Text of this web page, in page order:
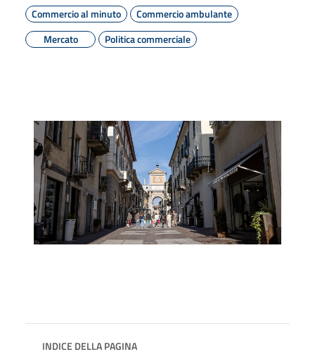
Commercio al minuto
Commercio ambulante
Mercato
Politica commerciale
INDICE DELLA PAGINA